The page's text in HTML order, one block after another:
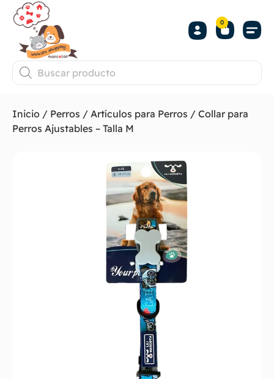
0
Inicio / Perros / Artículos para Perros / Collar para
Perros Ajustables – Talla M